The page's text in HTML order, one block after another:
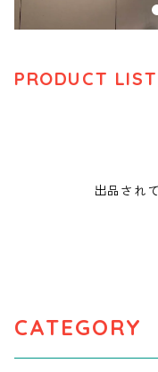
PRODUCT LIST
出品され
CATEGORY